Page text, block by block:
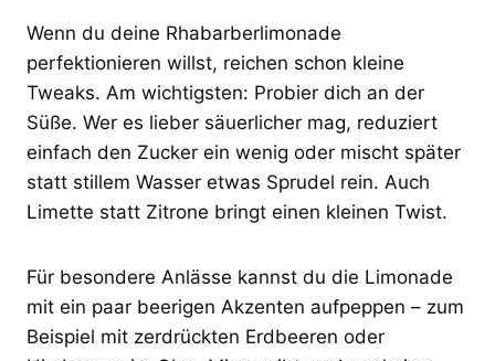
Wenn du deine Rhabarberlimonade
perfektionieren willst, reichen schon kleine
Tweaks. Am wichtigsten: Probier dich an der
Süße. Wer es lieber säuerlicher mag, reduziert
einfach den Zucker ein wenig oder mischt später
statt stillem Wasser etwas Sprudel rein. Auch
Limette statt Zitrone bringt einen kleinen Twist.
Für besondere Anlässe kannst du die Limonade
mit ein paar beerigen Akzenten aufpeppen – zum
Beispiel mit zerdrückten Erdbeeren oder